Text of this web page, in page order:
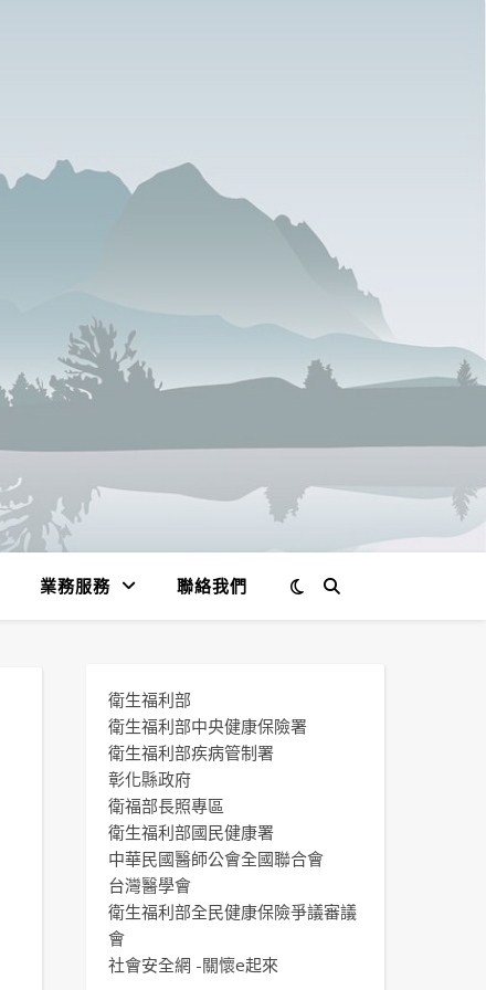
業務服務 聯絡我們
衛生福利部
衛生福利部中央健康保險署
衛生福利部疾病管制署
彰化縣政府
衛福部長照專區
衛生福利部國民健康署
中華民國醫師公會全國聯合會
台灣醫學會
衛生福利部全民健康保險爭議審議
會
社會安全網 -關懷e起來